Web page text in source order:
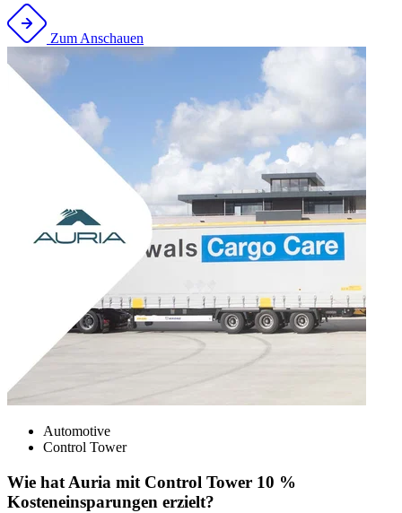
Zum Anschauen
Automotive
Control Tower
Wie hat Auria mit Control Tower 10 %
Kosteneinsparungen erzielt?